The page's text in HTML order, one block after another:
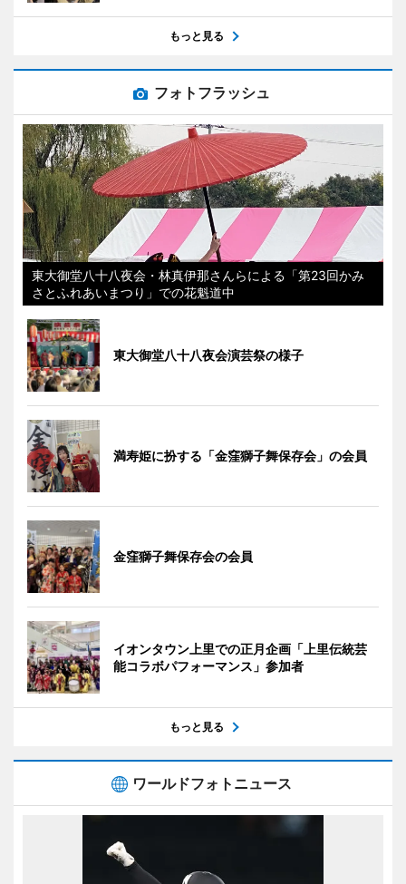
もっと見る
フォトフラッシュ
東大御堂八十八夜会・林真伊那さんらによる「第23回かみ
さとふれあいまつり」での花魁道中
東大御堂八十八夜会演芸祭の様子
満寿姫に扮する「金窪獅子舞保存会」の会員
金窪獅子舞保存会の会員
イオンタウン上里での正月企画「上里伝統芸
能コラボパフォーマンス」参加者
もっと見る
ワールドフォトニュース